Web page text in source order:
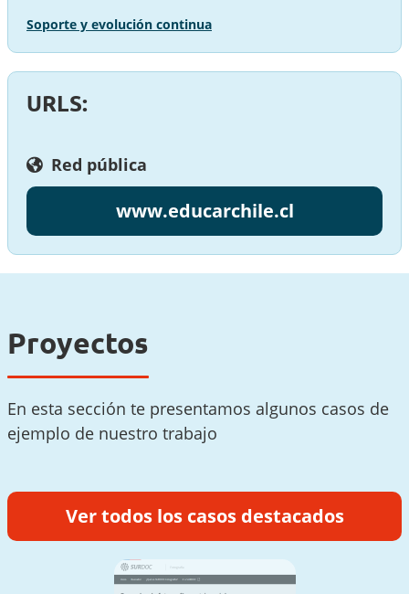
Soporte y evolución continua
URLS:
Red pública
www.educarchile.cl
Proyectos
En esta sección te presentamos algunos casos de
ejemplo de nuestro trabajo
Ver todos los casos destacados